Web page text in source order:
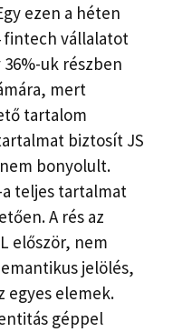
ezen a héten
fintech vállalatot
uk részben
mert
tartalom
biztosít JS
bonyolult.
teljes tartalmat
A rés az
először, nem
jelölés,
egyes elemek.
géppel